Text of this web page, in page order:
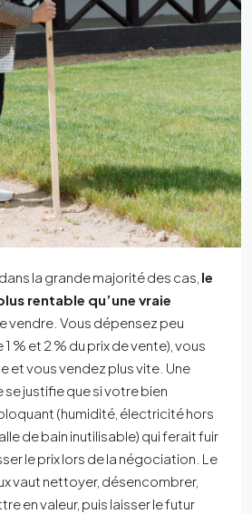
la grande majorité des cas, le
rentable qu’une vraie
vendre. Vous dépensez peu
% et 2 % du prix de vente), vous
et vous vendez plus vite. Une
justifie que si votre bien
(humidité, électricité hors
de bain inutilisable) qui ferait fuir
le prix lors de la négociation. Le
vaut nettoyer, désencombrer,
en valeur, puis laisser le futur